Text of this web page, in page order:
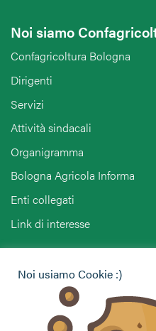
Noi siamo
Confagricoltura Bologna
Dirigenti
Servizi
Attività sindacali
Organigramma
Bologna Agricola Informa
Enti collegati
Link di interesse
Vuoi contattarci per ricevere
commento o chiedere
Noi usiamo Cookie :)